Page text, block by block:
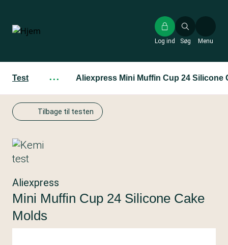
hovedindhold
Søg
Log ind Menu
Test ··· Aliexpress Mini Muffin Cup 24 Silicone
Tilbage til testen
Aliexpress
Mini Muffin Cup 24 Silicone Cake
Molds